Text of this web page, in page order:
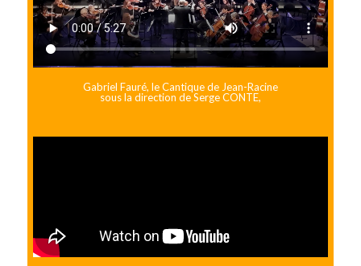
Gabriel Fauré, le Cantique de Jean-Racine
sous la direction de Serge CONTE,